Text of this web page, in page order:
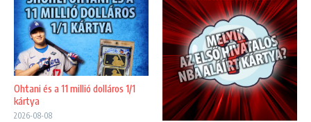
Ohtani és a 11 millió dolláros 1/1
kártya
2026-08-08